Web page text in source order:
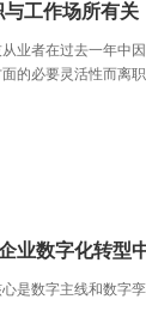
工作场所有关
业者在过去一年中
的必要灵活性而离职
业数字化转型
是数字主线和数字孪